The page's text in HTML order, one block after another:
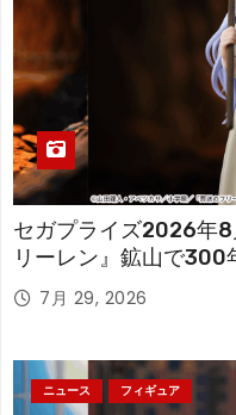
セガプライズ2026年
リーレン』鉱山で300
「フリーレン」を立体
7月 29, 2026
ニュース フィギュア